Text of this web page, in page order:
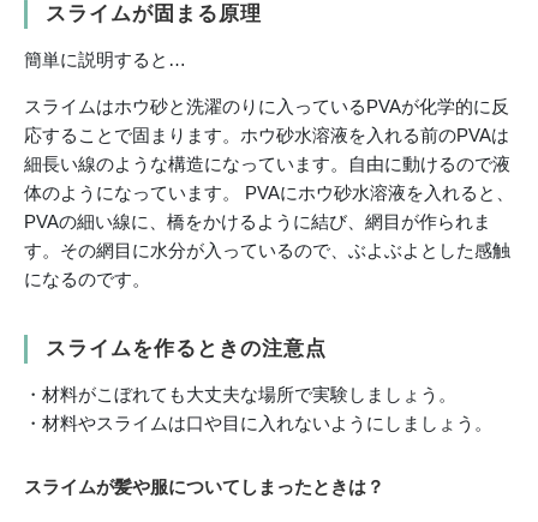
スライムが固まる原理
簡単に説明すると…
スライムはホウ砂と洗濯のりに入っているPVAが化学的に反
応することで固まります。ホウ砂水溶液を入れる前のPVAは
細長い線のような構造になっています。自由に動けるので液
体のようになっています。 PVAにホウ砂水溶液を入れると、
PVAの細い線に、橋をかけるように結び、網目が作られま
す。その網目に水分が入っているので、ぶよぶよとした感触
になるのです。
スライムを作るときの注意点
・材料がこぼれても大丈夫な場所で実験しましょう。
・材料やスライムは口や目に入れないようにしましょう。
スライムが髪や服についてしまったときは？